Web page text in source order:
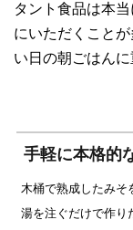
タント食品は本
にいただくこと
い日の朝ごはんに
手軽に本格的
木桶で熟成したみそ
湯を注ぐだけで作り